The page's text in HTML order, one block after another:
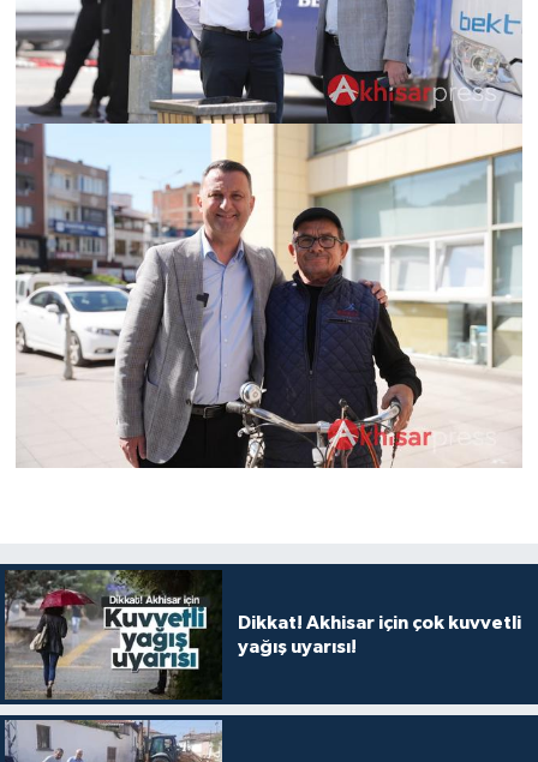
Dikkat! Akhisar için çok kuvvetli
yağış uyarısı!